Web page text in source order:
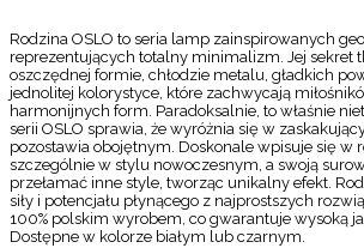
Rodzina OSLO to seria lamp zainspirowanych
reprezentujących totalny minimalizm. Jej sekret
oszczędnej formie, chłodzie metalu, gładkich
jednolitej kolorystyce, które zachwycają
harmonijnych form. Paradoksalnie, to właśnie
serii OSLO sprawia, że wyróżnia się w
pozostawia obojętnym. Doskonale wpisuje się w
szczególnie w stylu nowoczesnym, a swoją
przełamać inne style, tworząc unikalny efekt.
siły i potencjału płynącego z najprostszych
100% polskim wyrobem, co gwarantuje wysoką
Dostępne w kolorze białym lub czarnym.